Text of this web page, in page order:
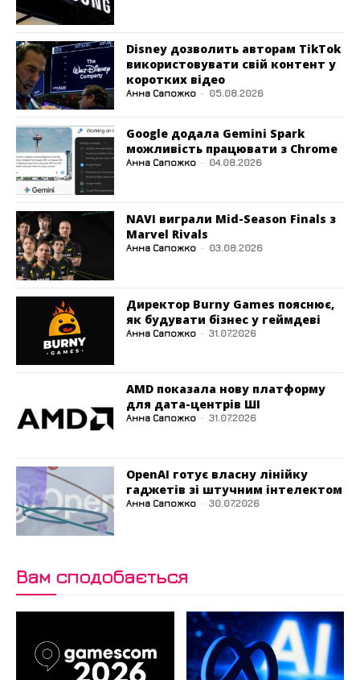
Disney дозволить авторам TikTok
використовувати свій контент у
коротких відео
Анна Сапожко - 05.08.2026
Google додала Gemini Spark
можливість працювати з Chrome
Анна Сапожко - 04.08.2026
NAVI виграли Mid-Season Finals з
Marvel Rivals
Анна Сапожко - 03.08.2026
Директор Burny Games пояснює,
як будувати бізнес у геймдеві
Анна Сапожко - 31.07.2026
AMD показала нову платформу
для дата-центрів ШІ
Анна Сапожко - 31.07.2026
OpenAI готує власну лінійку
гаджетів зі штучним інтелектом
Анна Сапожко - 30.07.2026
Вам сподобається